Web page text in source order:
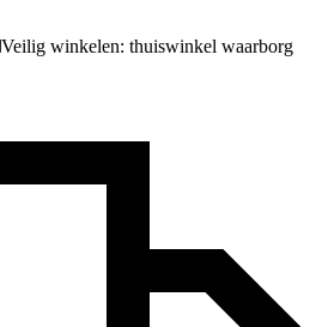
Veilig winkelen: thuiswinkel waarborg